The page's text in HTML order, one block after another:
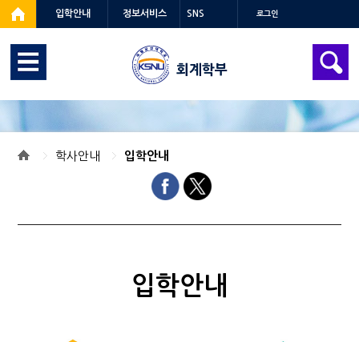
입학안내 정보서비스 SNS 로그인
회계학부
학사안내 입학안내
입학안내